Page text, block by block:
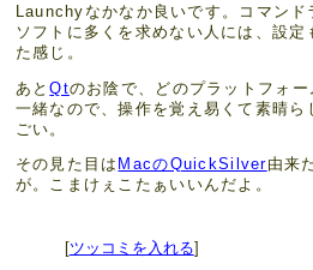
Launchyなかなか良いです。コマン
ソフトに多くを求めない人には、設定
た感じ。
あとQtのお陰で、どのプラットフォ
一緒なので、操作を覚え易くて素晴ら
ごい。
その見た目は MacのQuickSilver由来
が。こまけぇこたぁいいんだよ。
[ツッコミを入れる]